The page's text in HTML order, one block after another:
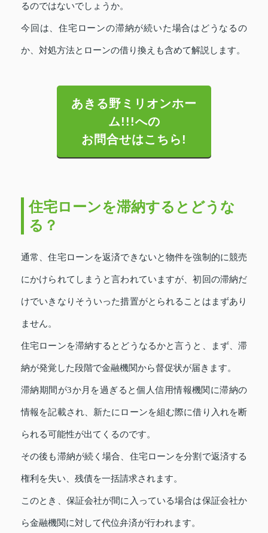
るのではないでしょうか。
今回は、住宅ローンの滞納が続いた場合はどうなるの
か、対処方法とローンの借り換えも含めて解説します。
あきる野ミリオンホー
ム!!!への
お問合せはこちら!
住宅ローンを滞納するとどうな
る？
通常、住宅ローンを返済できないと物件を強制的に競売
にかけられてしまうと言われていますが、初回の滞納だ
けでいきなりそういった措置がとられることはまずあり
ません。
住宅ローンを滞納するとどうなるかと言うと、まず、滞
納が発覚した段階で金融機関から督促状が届きます。
滞納期間が3か月を過ぎると個人信用情報機関に滞納の
情報を記載され、新たにローンを組む際に借り入れを断
られる可能性が出てくるのです。
その後も滞納が続く場合、住宅ローンを分割で返済する
権利を失い、残債を一括請求されます。
このとき、保証会社が間に入っている場合は保証会社か
ら金融機関に対して代位弁済が行われます。